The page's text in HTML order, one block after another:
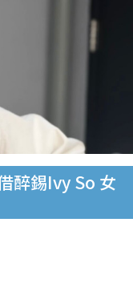
醉錫Ivy So 女